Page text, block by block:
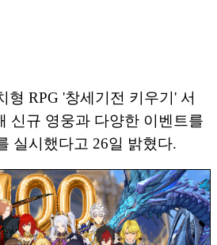
형 RPG '창세기전 키우기' 서
신규 영웅과 다양한 이벤트를
실시했다고 26일 밝혔다.